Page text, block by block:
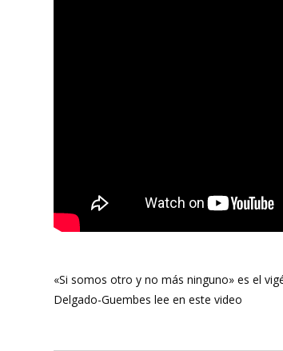
«Si somos otro y no más ninguno» es el
Delgado-Guembes lee en este video